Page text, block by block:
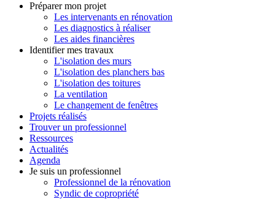
Préparer mon projet
Les intervenants en rénovation
Les diagnostics à réaliser
Les aides financières
Identifier mes travaux
L'isolation des murs
L'isolation des planchers bas
L'isolation des toitures
La ventilation
Le changement de fenêtres
Projets réalisés
Trouver un professionnel
Ressources
Actualités
Agenda
Je suis un professionnel
Professionnel de la rénovation
Syndic de copropriété